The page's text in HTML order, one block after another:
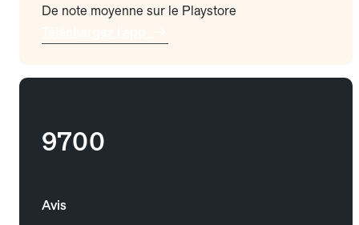
De note moyenne sur le Playstore
9700
Avis